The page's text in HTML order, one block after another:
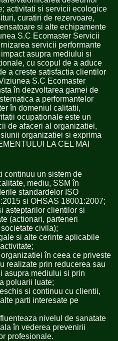
activitati si servicii ecologice
curatiri de rezervoare,
si alte echipamente
S.C Ecomaster Servicii
servicii performante
asupra mediului si
cu scopul de a aduce
a creste satisfactia clientilor
S.C Ecomaster
în dezvoltarea gamei de
a performantelor
în domeniul calitatii,
ocupationale este un
de afaceri al organizatiei,
organizatiei si exprima
LA CEL MAI
continuu un sistem de
mediu, SSM în
standardelor ISO
si OHSAS 18001:2007;
asteptarilor clientilor si
(actionari, parteneri
civila);
si alte cerinte aplicabile
în ceea ce priveste
realizate prin reducerea sau
asupra mediului si prin
poluarii luate;
si continuu cu clientii,
parti interesate pe
nivelul de sanatate
în vederea prevenirii
profesionale.